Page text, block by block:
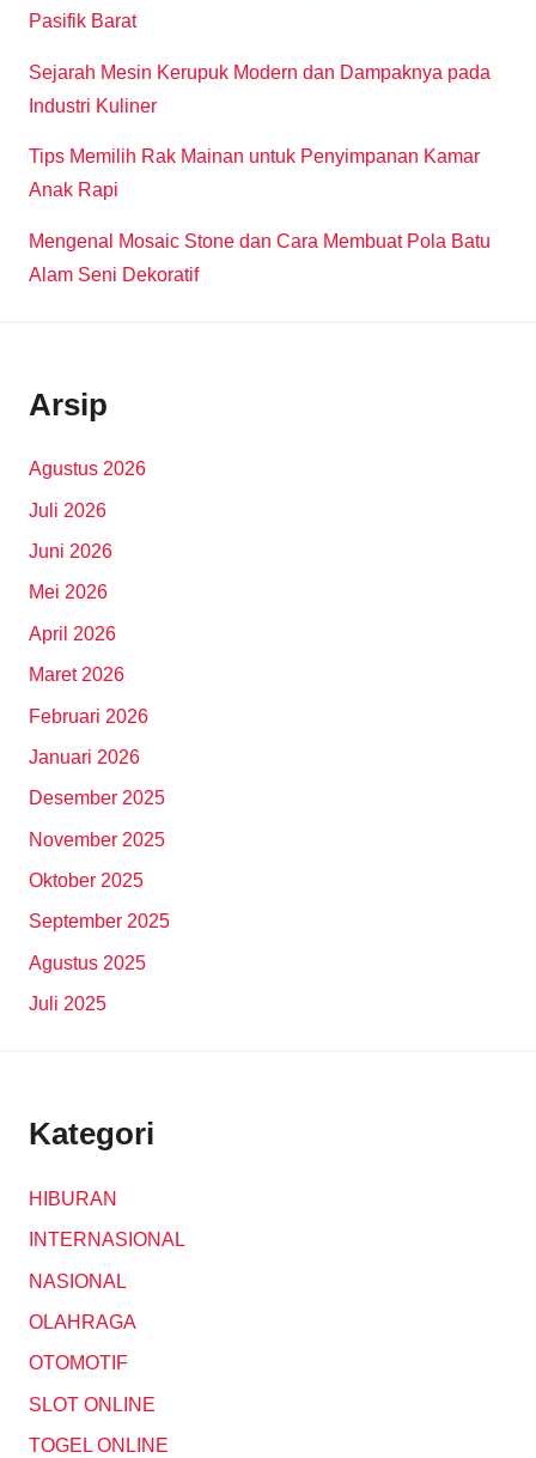
Pasifik Barat
Sejarah Mesin Kerupuk Modern dan Dampaknya pada
Industri Kuliner
Tips Memilih Rak Mainan untuk Penyimpanan Kamar
Anak Rapi
Mengenal Mosaic Stone dan Cara Membuat Pola Batu
Alam Seni Dekoratif
Arsip
Agustus 2026
Juli 2026
Juni 2026
Mei 2026
April 2026
Maret 2026
Februari 2026
Januari 2026
Desember 2025
November 2025
Oktober 2025
September 2025
Agustus 2025
Juli 2025
Kategori
HIBURAN
INTERNASIONAL
NASIONAL
OLAHRAGA
OTOMOTIF
SLOT ONLINE
TOGEL ONLINE